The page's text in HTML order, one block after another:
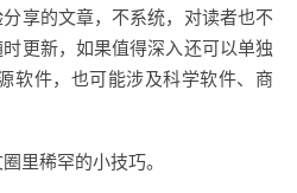
享的文章，不系统，对读者也不
更新，如果值得深入还可以单独
软件，也可能涉及科学软件、商
里稀罕的小技巧。